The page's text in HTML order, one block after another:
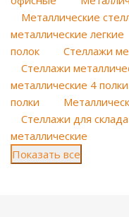
Металлические
металлические легкие
полок
Стеллажи
Стеллажи
металлические 4 полки
полки
Стеллажи для склада
металлические
Показать все